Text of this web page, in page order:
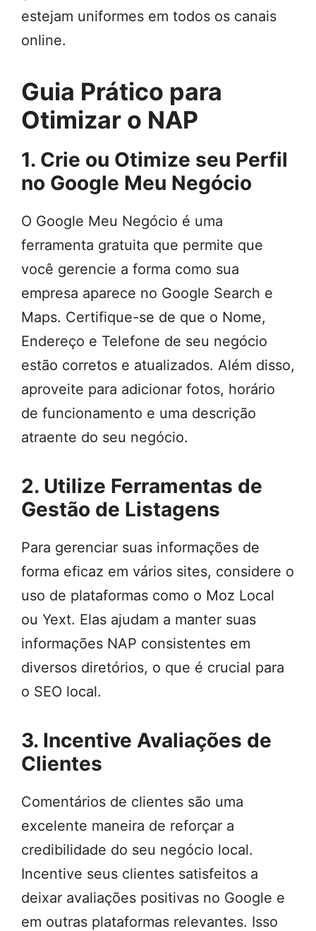
estejam uniformes em todos os canais
online.
Guia Prático para
Otimizar o NAP
1. Crie ou Otimize seu Perfil
no Google Meu Negócio
O Google Meu Negócio é uma
ferramenta gratuita que permite que
você gerencie a forma como sua
empresa aparece no Google Search e
Maps. Certifique-se de que o Nome,
Endereço e Telefone de seu negócio
estão corretos e atualizados. Além disso,
aproveite para adicionar fotos, horário
de funcionamento e uma descrição
atraente do seu negócio.
2. Utilize Ferramentas de
Gestão de Listagens
Para gerenciar suas informações de
forma eficaz em vários sites, considere o
uso de plataformas como o Moz Local
ou Yext. Elas ajudam a manter suas
informações NAP consistentes em
diversos diretórios, o que é crucial para
o SEO local.
3. Incentive Avaliações de
Clientes
Comentários de clientes são uma
excelente maneira de reforçar a
credibilidade do seu negócio local.
Incentive seus clientes satisfeitos a
deixar avaliações positivas no Google e
em outras plataformas relevantes. Isso